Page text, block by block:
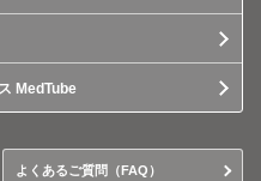
MedTube
よくあるご質問（FAQ）